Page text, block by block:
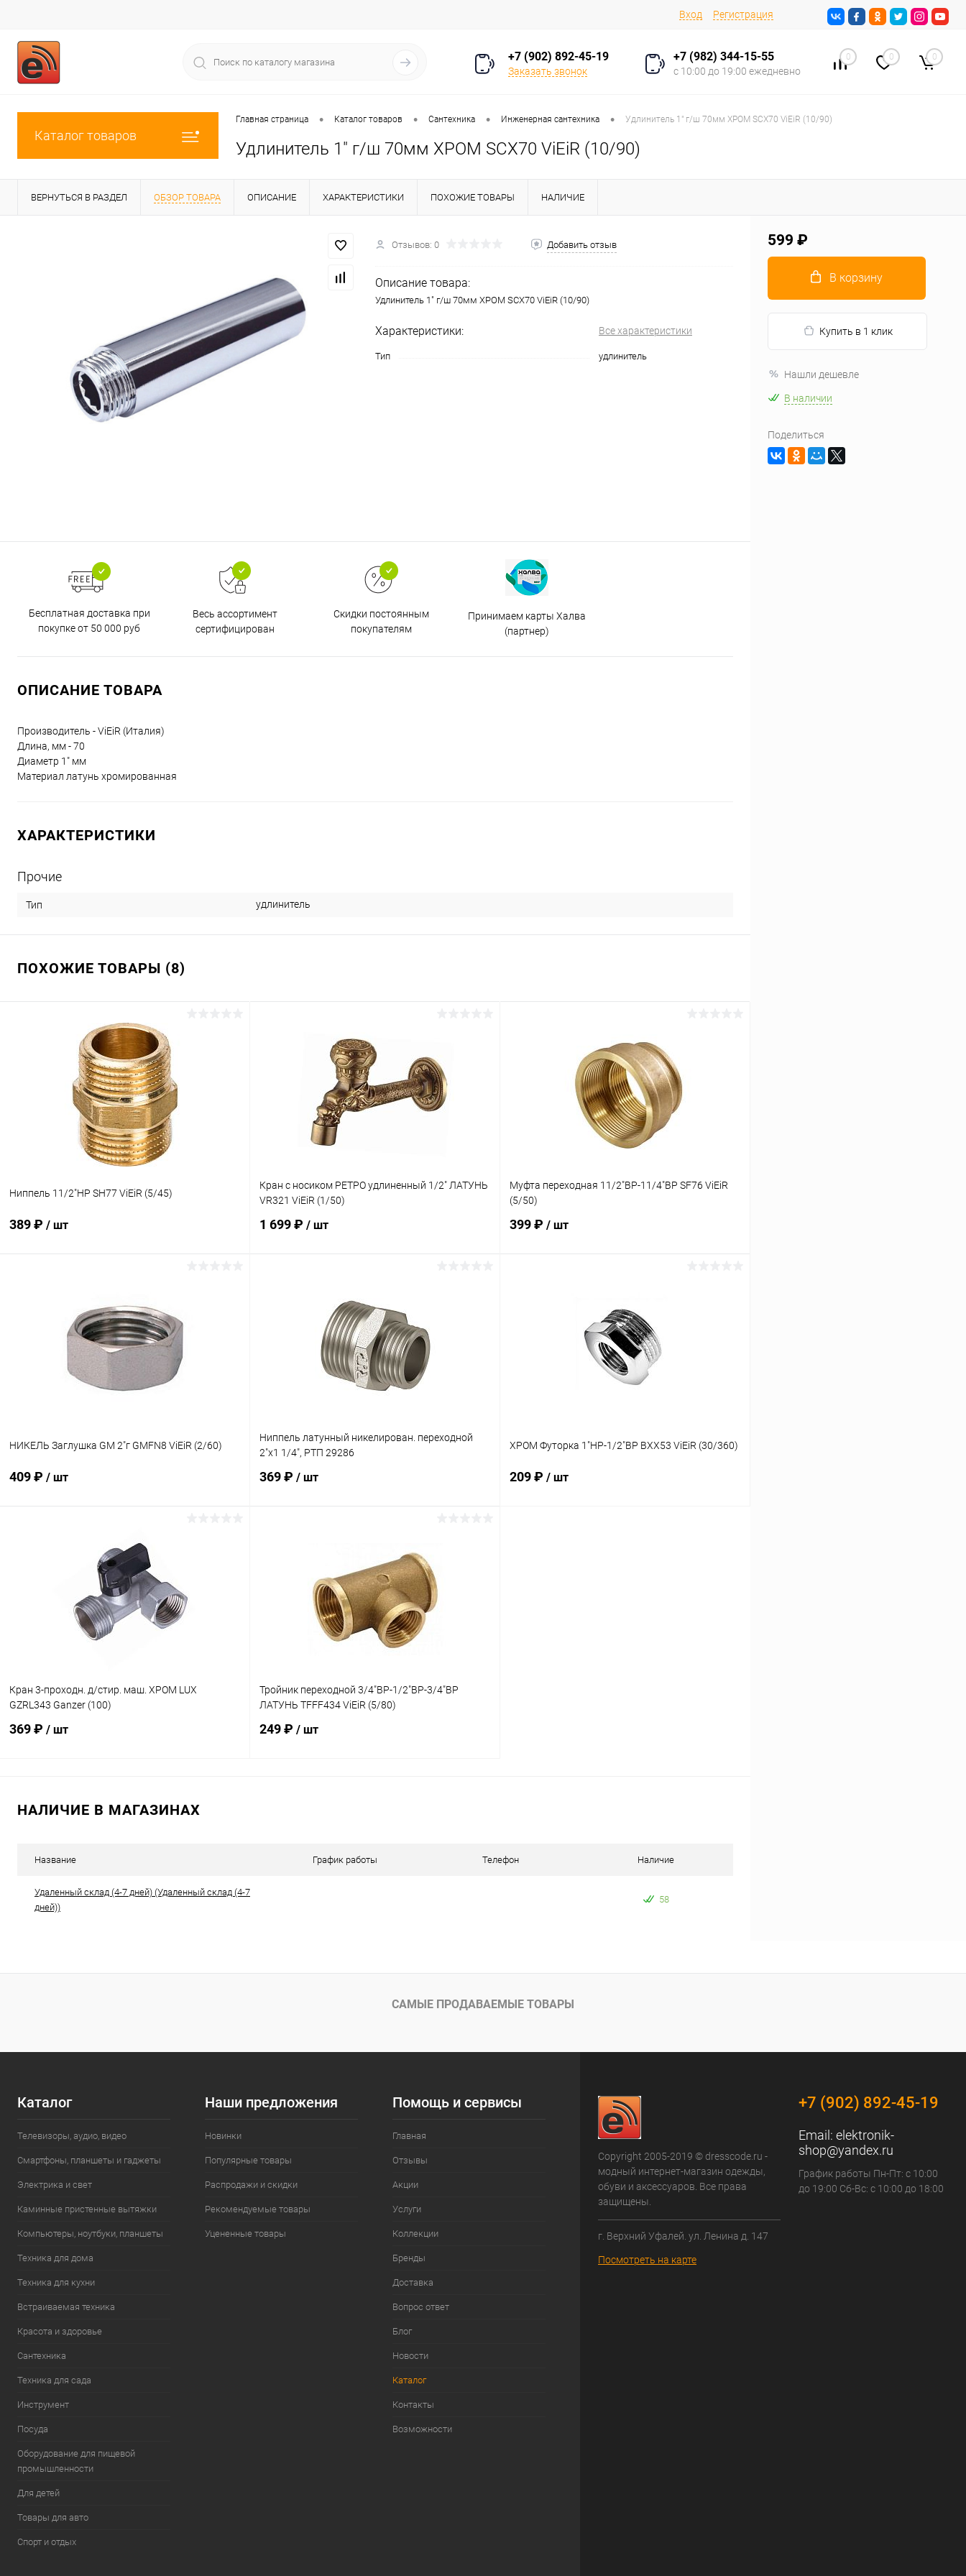
Вход Регистрация
+7 (902) 892-45-19
Заказать звонок
+7 (982) 344-15-55
с 10:00 до 19:00 ежедневно
0 0 0
Каталог товаров
Главная страница • Каталог товаров • Сантехника • Инженерная сантехника • Удлинитель 1" г/ш 70мм ХРОМ SCX70 ViEiR (10/90)
Удлинитель 1" г/ш 70мм ХРОМ SCX70 ViEiR (10/90)
ВЕРНУТЬСЯ В РАЗДЕЛ ОБЗОР ТОВАРА ОПИСАНИЕ ХАРАКТЕРИСТИКИ ПОХОЖИЕ ТОВАРЫ НАЛИЧИЕ
Отзывов: 0 Добавить отзыв
Описание товара:
Удлинитель 1" г/ш 70мм ХРОМ SCX70 ViEiR (10/90)
Характеристики: Все характеристики
Тип удлинитель
Бесплатная доставка при
покупке от 50 000 руб
Весь ассортимент
сертифицирован
Скидки постоянным
покупателям
Принимаем карты Халва
(партнер)
ОПИСАНИЕ ТОВАРА
Производитель - ViEiR (Италия)
Длина, мм - 70
Диаметр 1" мм
Материал латунь хромированная
ХАРАКТЕРИСТИКИ
Прочие
Тип удлинитель
ПОХОЖИЕ ТОВАРЫ (8)
Ниппель 11/2"НР SH77 ViEiR (5/45)
389 ₽ / шт
Купить в 1 клик К сравнению
В наличии
Кран с носиком РЕТРО удлиненный 1/2" ЛАТУНЬ
VR321 ViEiR (1/50)
1 699 ₽ / шт
Купить в 1 клик К сравнению
В избранное В наличии
Муфта переходная 11/2"ВР-11/4"ВР SF76 ViEiR
(5/50)
399 ₽ / шт
В наличии
НИКЕЛЬ Заглушка GM 2"г GMFN8 ViEiR (2/60)
409 ₽ / шт
К сравнению
В наличии
Ниппель латунный никелирован. переходной
2"х1 1/4", РТП 29286
369 ₽ / шт
Купить в 1 клик К сравнению
В избранное В наличии
ХРОМ Футорка 1"НР-1/2"ВР BXX53 ViEiR (30/360)
209 ₽ / шт
Кран 3-проходн. д/стир. маш. ХРОМ LUX
GZRL343 Ganzer (100)
369 ₽ / шт
Тройник переходной 3/4"ВР-1/2"ВР-3/4"ВР
ЛАТУНЬ TFFF434 ViEiR (5/80)
249 ₽ / шт
НАЛИЧИЕ В МАГАЗИНАХ
Название График работы Телефон Наличие
Удаленный склад (4-7 дней) (Удаленный склад (4-7
дней))
58
599 ₽
В корзину
Купить в 1 клик
Нашли дешевле
В наличии
Поделиться
САМЫЕ ПРОДАВАЕМЫЕ ТОВАРЫ
Каталог
Телевизоры, аудио, видео
Смартфоны, планшеты и гаджеты
Электрика и свет
Каминные пристенные вытяжки
Компьютеры, ноутбуки, планшеты
Техника для дома
Техника для кухни
Встраиваемая техника
Красота и здоровье
Сантехника
Техника для сада
Инструмент
Посуда
Оборудование для пищевой
промышленности
Для детей
Товары для авто
Спорт и отдых
Наши предложения
Новинки
Популярные товары
Распродажи и скидки
Рекомендуемые товары
Уцененные товары
Помощь и сервисы
Главная
Отзывы
Акции
Услуги
Коллекции
Бренды
Доставка
Вопрос ответ
Блог
Новости
Каталог
Контакты
Возможности
Copyright 2005-2019 © dresscode.ru -
модный интернет-магазин одежды,
обуви и аксессуаров. Все права
защищены.
г. Верхний Уфалей. ул. Ленина д. 147
Посмотреть на карте
+7 (902) 892-45-19
Email: elektronik-
shop@yandex.ru
График работы Пн-Пт: с 10:00
до 19:00 Сб-Вс: с 10:00 до 18:00